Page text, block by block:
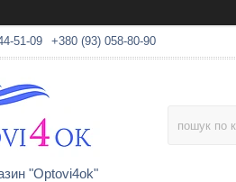
51-09 +380 (93) 058-80-90
"Optovi4ok"